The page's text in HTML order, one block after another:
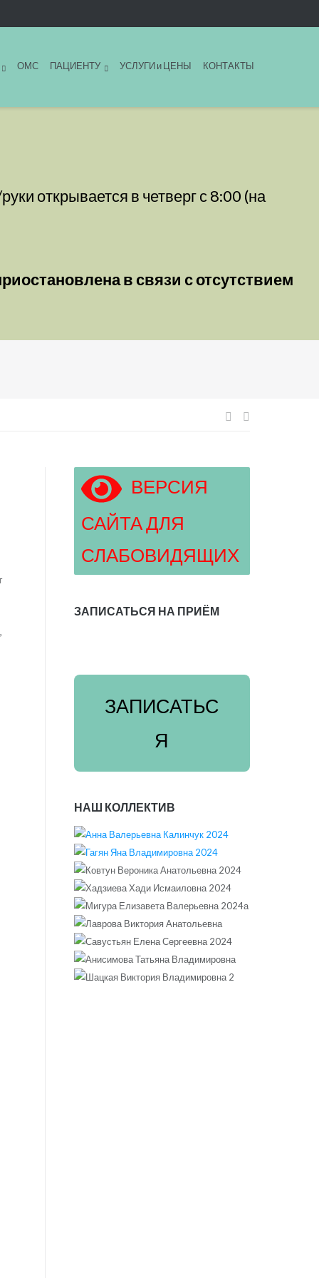
ОМС ПАЦИЕНТУ УСЛУГИ и ЦЕНЫ КОНТАКТЫ
открывается в четверг с 8:00 (на
в связи с отсутствием
Навигация
ВЕРСИЯ
САЙТА ДЛЯ
СЛАБОВИДЯЩИХ
ЗАПИСАТЬСЯ НА ПРИЁМ
ЗАПИСАТЬС
Я
НАШ КОЛЛЕКТИВ